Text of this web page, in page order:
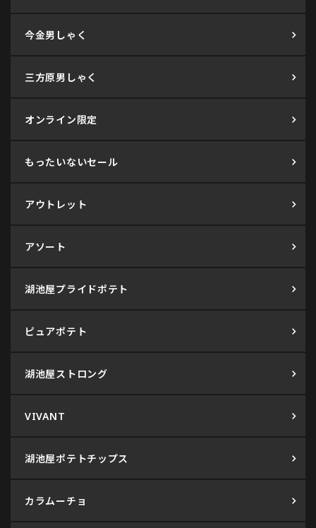
今金男しゃく
三方原男しゃく
オンライン限定
もったいないセール
アウトレット
アソート
湖池屋プライドポテト
ピュアポテト
湖池屋ストロング
VIVANT
湖池屋ポテトチップス
カラムーチョ